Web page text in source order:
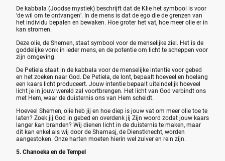
De kabbala (Joodse mystiek) beschrijft dat de Klie het symbool is voor
‘de wil om te ontvangen’. In de mens is dat de ego die de grenzen van
het individu bepalen en bewaken. Hoe groter het vat, hoe meer olie er in
kan stromen.
Deze olie, de Shemen, staat symbool voor de menselijke ziel. Het is de
goddelijke vonk in ieder mens, en de potentie om licht te scheppen voor
zijn omgeving.
De Petiela staat in de kabbala voor de menselijke intentie voor gebed
en het zoeken naar God. De Petiela, de lont, bepaalt hoeveel en hoelang
een kaars licht produceert. Jouw intentie bepaalt uiteindelijk hoeveel
licht je in jouw wereld zal voortbrengen. Het licht van God verbindt ons
met Hem, waar de duisternis ons van Hem scheidt.
Hoeveel Shemen, olie heb jij en hoe diep is jouw vat om meer olie toe te
laten? Zoek jij God in gebed en overdenk jij Zijn woord zodat jouw kaars
langer kan branden? Wij dienen licht in de duisternis te maken, maar
dit kan enkel als wij door de Shamasj, de Dienstknecht, worden
aangestoken. Onze harten moeten hierin wel zuiver en rein zijn.
5. Chanoeka en de Tempel